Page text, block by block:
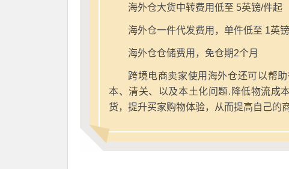
海外仓大货中转费用低至 5英镑/件起
海外仓一件代发费用，单件低至 1英
海外仓仓储费用，免仓期2个月
跨境电商卖家使用海外仓还可以帮
本、清关、以及本土化问题.降低物流成
货，提升买家购物体验，从而提高自己的